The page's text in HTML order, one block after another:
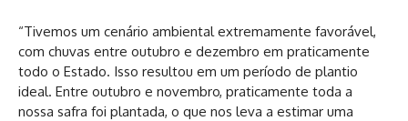
“Tivemos um cenário ambiental extremamente favorável,
com chuvas entre outubro e dezembro em praticamente
todo o Estado. Isso resultou em um período de plantio
ideal. Entre outubro e novembro, praticamente toda a
nossa safra foi plantada, o que nos leva a estimar uma